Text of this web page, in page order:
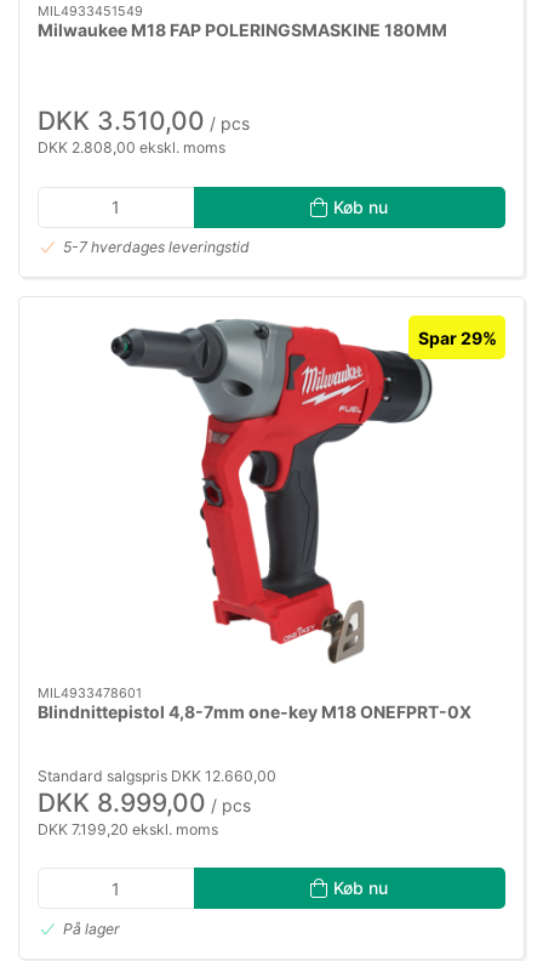
MIL4933451549
Milwaukee M18 FAP POLERINGSMASKINE 180MM
DKK 3.510,00 / pcs
DKK 2.808,00 ekskl. moms
Køb nu
5-7 hverdages leveringstid
Spar 29%
MIL4933478601
Blindnittepistol 4,8-7mm one-key M18 ONEFPRT-0X
Standard salgspris DKK 12.660,00
DKK 8.999,00 / pcs
DKK 7.199,20 ekskl. moms
Køb nu
På lager